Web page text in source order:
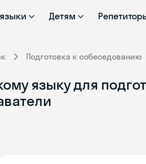
Детям
Подготовка к собеседованию
языку для